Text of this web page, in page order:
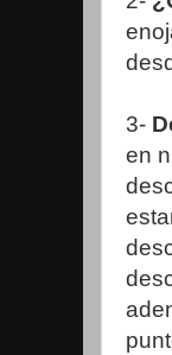
3-
en